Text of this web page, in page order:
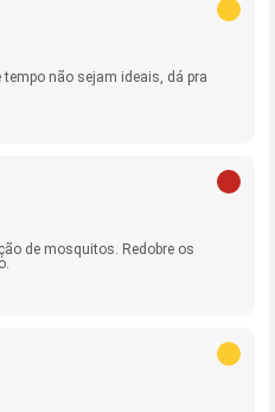
não sejam ideais, dá pra
de mosquitos. Redobre os